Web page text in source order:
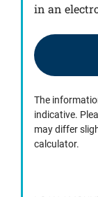
in an
The
indicative.
may differ
calculator.